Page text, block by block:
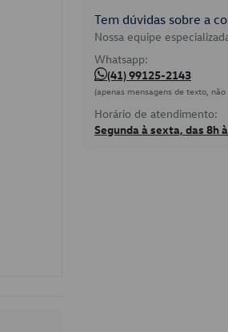
Tem dúvidas sobre a
Nossa equipe
Whatsapp:
(41) 99125-2143
(apenas mensagens de texto,
Horário de atendimento:
Segunda à sexta, das 8h